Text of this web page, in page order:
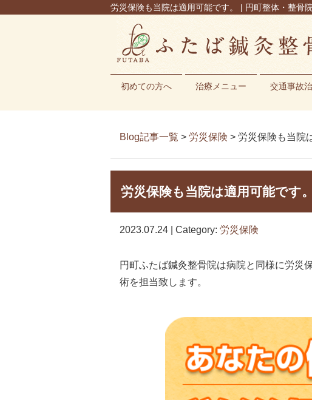
労災保険も当院は適用可能です。 | 円町整体・整骨
初めての方へ 治療メニュー 交通事故
Blog記事一覧 > 労災保険 > 労災保険も当院
労災保険も当院は適用可能です。
2023.07.24 | Category: 労災保険
円町ふたば鍼灸整骨院は病院と同様に労災
術を担当致します。